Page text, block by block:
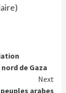
de Gaza
Next
arabes